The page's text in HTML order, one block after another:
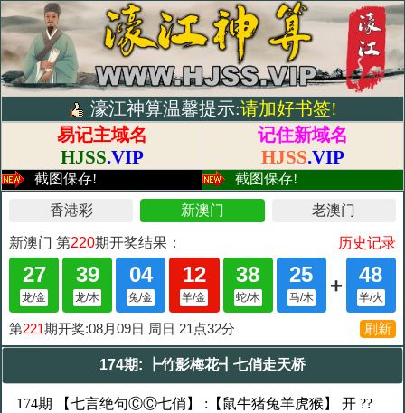
濠江神算温馨提示:请加好书签!
易记主域名
HJSS.VIP
记住新域名
HJSS.VIP
截图保存! 截图保存!
174期: ┣竹影梅花┫七俏走天桥
174期 【七言绝句ⒸⒸ七俏】 :【鼠牛猪兔羊虎猴】 开 ??